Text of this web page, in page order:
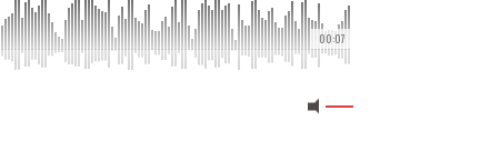
00:07